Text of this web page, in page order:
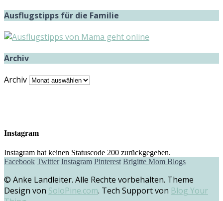
Ausflugstipps für die Familie
Archiv
Archiv
Instagram
Instagram hat keinen Statuscode 200 zurückgegeben.
Facebook Twitter Instagram Pinterest Brigitte Mom Blogs
© Anke Landleiter. Alle Rechte vorbehalten. Theme
Design von SoloPine.com. Tech Support von Blog Your